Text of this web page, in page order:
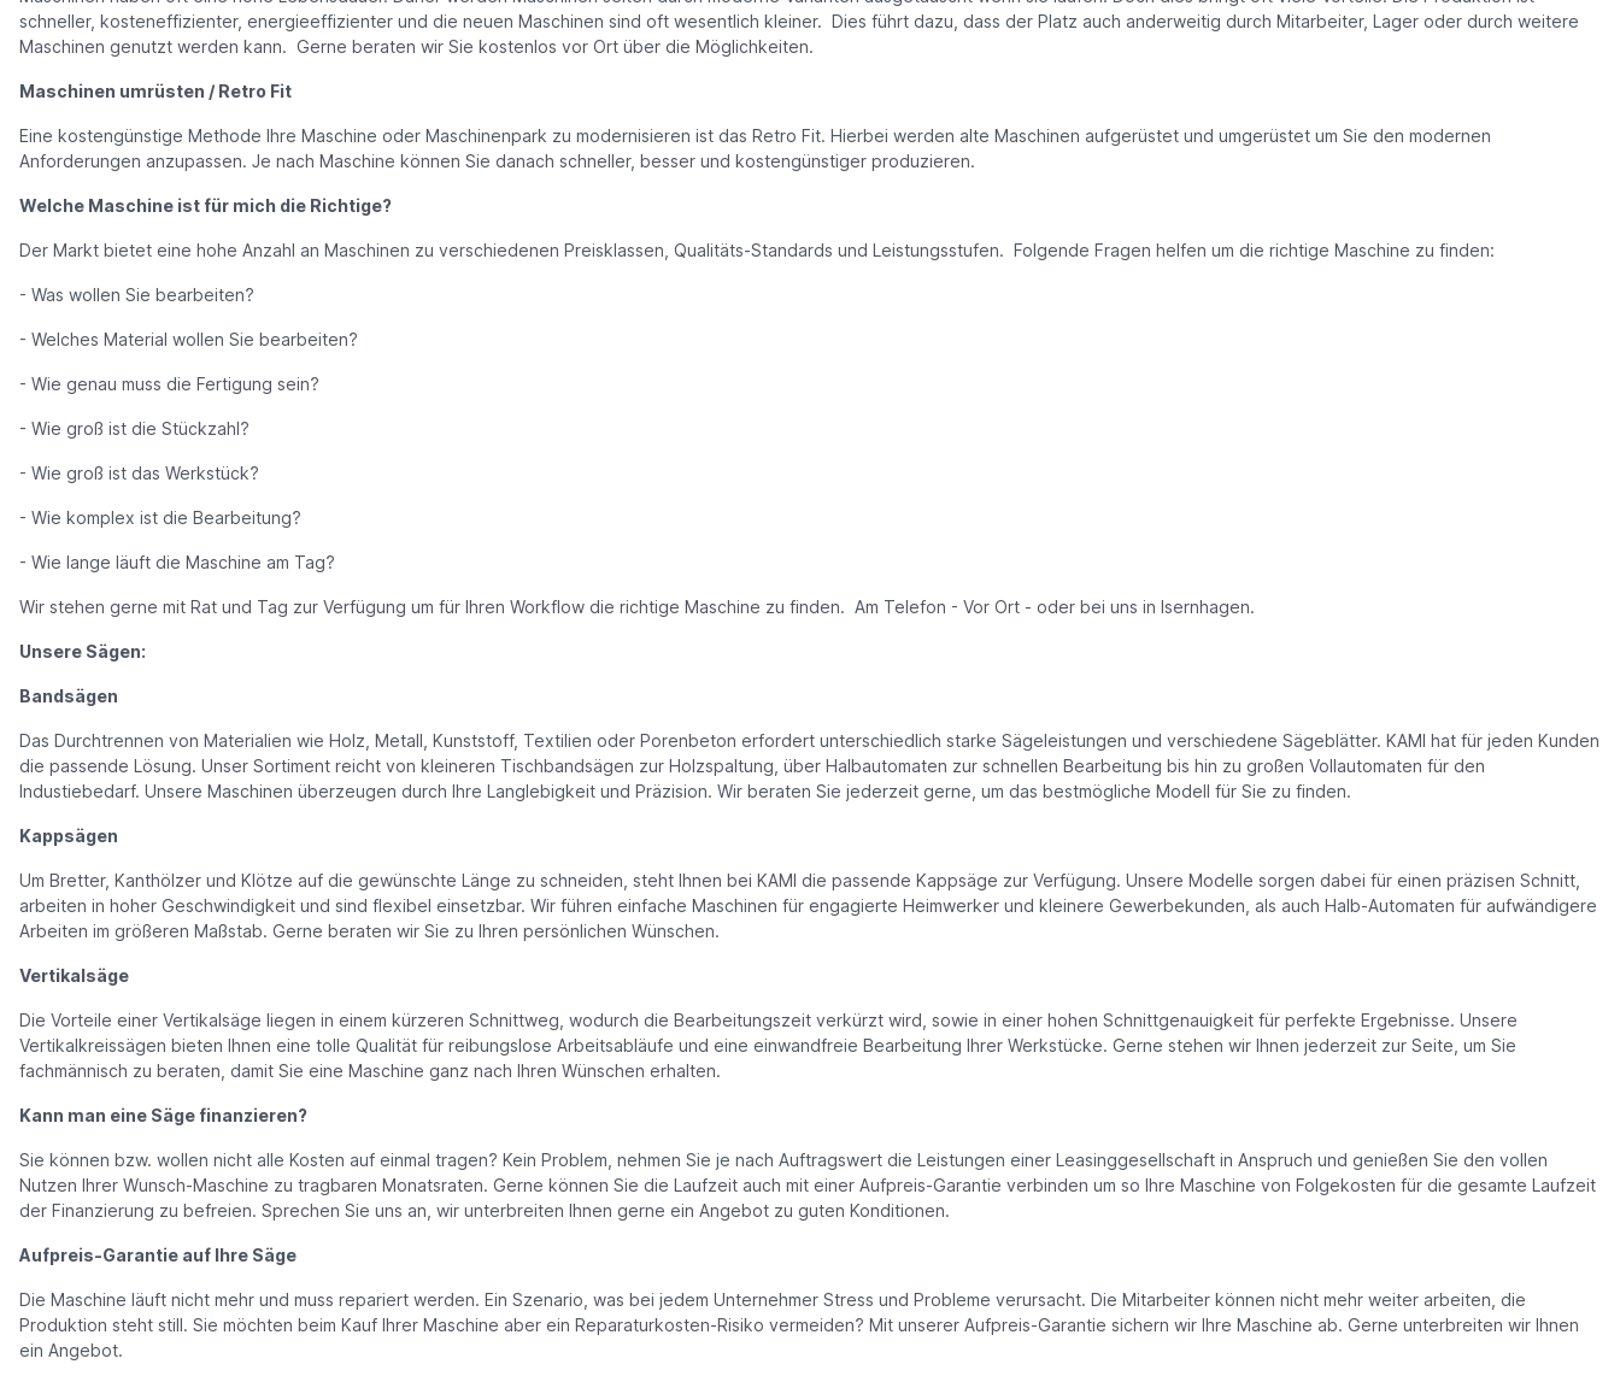
schneller, kosteneffizienter, energieeffizienter und die neuen Maschinen sind oft wesentlich kleiner. Dies führt dazu, dass der Platz auch anderweitig durch Mitarbeiter, Lager oder durch weitere
Maschinen genutzt werden kann. Gerne beraten wir Sie kostenlos vor Ort über die Möglichkeiten.
Maschinen umrüsten / Retro Fit
Eine kostengünstige Methode Ihre Maschine oder Maschinenpark zu modernisieren ist das Retro Fit. Hierbei werden alte Maschinen aufgerüstet und umgerüstet um Sie den modernen
Anforderungen anzupassen. Je nach Maschine können Sie danach schneller, besser und kostengünstiger produzieren.
Welche Maschine ist für mich die Richtige?
Der Markt bietet eine hohe Anzahl an Maschinen zu verschiedenen Preisklassen, Qualitäts-Standards und Leistungsstufen. Folgende Fragen helfen um die richtige Maschine zu finden:
- Was wollen Sie bearbeiten?
- Welches Material wollen Sie bearbeiten?
- Wie genau muss die Fertigung sein?
- Wie groß ist die Stückzahl?
- Wie groß ist das Werkstück?
- Wie komplex ist die Bearbeitung?
- Wie lange läuft die Maschine am Tag?
Wir stehen gerne mit Rat und Tag zur Verfügung um für Ihren Workflow die richtige Maschine zu finden. Am Telefon - Vor Ort - oder bei uns in Isernhagen.
Unsere Sägen:
Bandsägen
Das Durchtrennen von Materialien wie Holz, Metall, Kunststoff, Textilien oder Porenbeton erfordert unterschiedlich starke Sägeleistungen und verschiedene Sägeblätter. KAMI hat für jeden Kunden
die passende Lösung. Unser Sortiment reicht von kleineren Tischbandsägen zur Holzspaltung, über Halbautomaten zur schnellen Bearbeitung bis hin zu großen Vollautomaten für den
Industiebedarf. Unsere Maschinen überzeugen durch Ihre Langlebigkeit und Präzision. Wir beraten Sie jederzeit gerne, um das bestmögliche Modell für Sie zu finden.
Kappsägen
Um Bretter, Kanthölzer und Klötze auf die gewünschte Länge zu schneiden, steht Ihnen bei KAMI die passende Kappsäge zur Verfügung. Unsere Modelle sorgen dabei für einen präzisen Schnitt,
arbeiten in hoher Geschwindigkeit und sind flexibel einsetzbar. Wir führen einfache Maschinen für engagierte Heimwerker und kleinere Gewerbekunden, als auch Halb-Automaten für aufwändigere
Arbeiten im größeren Maßstab. Gerne beraten wir Sie zu Ihren persönlichen Wünschen.
Vertikalsäge
Die Vorteile einer Vertikalsäge liegen in einem kürzeren Schnittweg, wodurch die Bearbeitungszeit verkürzt wird, sowie in einer hohen Schnittgenauigkeit für perfekte Ergebnisse. Unsere
Vertikalkreissägen bieten Ihnen eine tolle Qualität für reibungslose Arbeitsabläufe und eine einwandfreie Bearbeitung Ihrer Werkstücke. Gerne stehen wir Ihnen jederzeit zur Seite, um Sie
fachmännisch zu beraten, damit Sie eine Maschine ganz nach Ihren Wünschen erhalten.
Kann man eine Säge finanzieren?
Sie können bzw. wollen nicht alle Kosten auf einmal tragen? Kein Problem, nehmen Sie je nach Auftragswert die Leistungen einer Leasinggesellschaft in Anspruch und genießen Sie den vollen
Nutzen Ihrer Wunsch-Maschine zu tragbaren Monatsraten. Gerne können Sie die Laufzeit auch mit einer Aufpreis-Garantie verbinden um so Ihre Maschine von Folgekosten für die gesamte Laufzeit
der Finanzierung zu befreien. Sprechen Sie uns an, wir unterbreiten Ihnen gerne ein Angebot zu guten Konditionen.
Aufpreis-Garantie auf Ihre Säge
Die Maschine läuft nicht mehr und muss repariert werden. Ein Szenario, was bei jedem Unternehmer Stress und Probleme verursacht. Die Mitarbeiter können nicht mehr weiter arbeiten, die
Produktion steht still. Sie möchten beim Kauf Ihrer Maschine aber ein Reparaturkosten-Risiko vermeiden? Mit unserer Aufpreis-Garantie sichern wir Ihre Maschine ‪ab. Gerne unterbreiten wir Ihnen
ein Angebot.